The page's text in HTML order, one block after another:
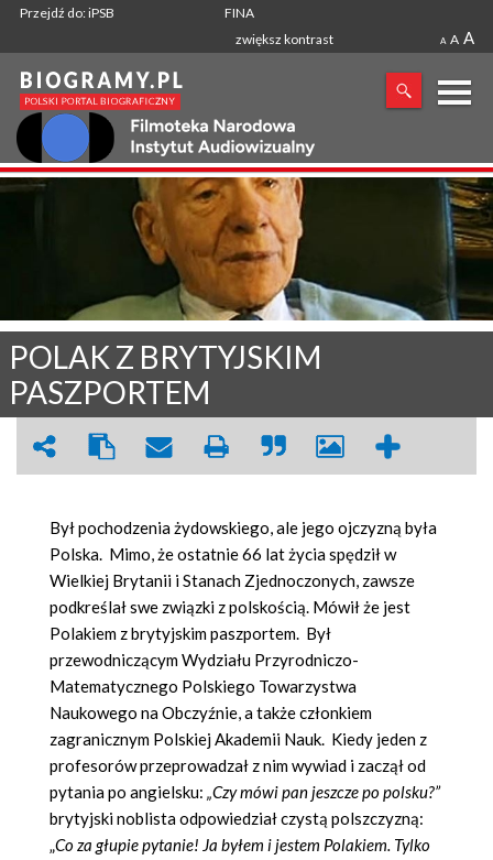
Przejdź do: iPSB
FINA
zwiększ kontrast
A A A
X
SZUKANA FRAZA
POLAK Z BRYTYJSKIM
PASZPORTEM
Był pochodzenia żydowskiego, ale jego ojczyzną była
Polska. Mimo, że ostatnie 66 lat życia spędził w
Wielkiej Brytanii i Stanach Zjednoczonych, zawsze
podkreślał swe związki z polskością. Mówił że jest
Polakiem z brytyjskim paszportem. Był
przewodniczącym Wydziału Przyrodniczo-
Matematycznego Polskiego Towarzystwa
Naukowego na Obczyźnie, a także członkiem
zagranicznym Polskiej Akademii Nauk. Kiedy jeden z
profesorów przeprowadzał z nim wywiad i zaczął od
pytania po angielsku: „Czy mówi pan jeszcze po polsku?”
brytyjski noblista odpowiedział czystą polszczyzną:
„Co za głupie pytanie! Ja byłem i jestem Polakiem. Tylko